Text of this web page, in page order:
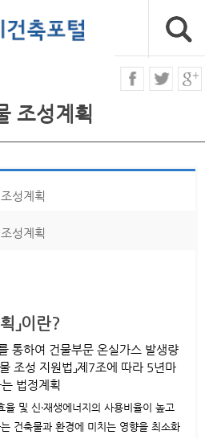
조성계획
성계획
」이란?
통하여 건물부문 온실가스 발생량
조성 지원법」제7조에 따라 5년마
법정계획
율 및 신‧재생에너지의 사용비율이 높고
건축물과 환경에 미치는 영향을 최소화
성계획